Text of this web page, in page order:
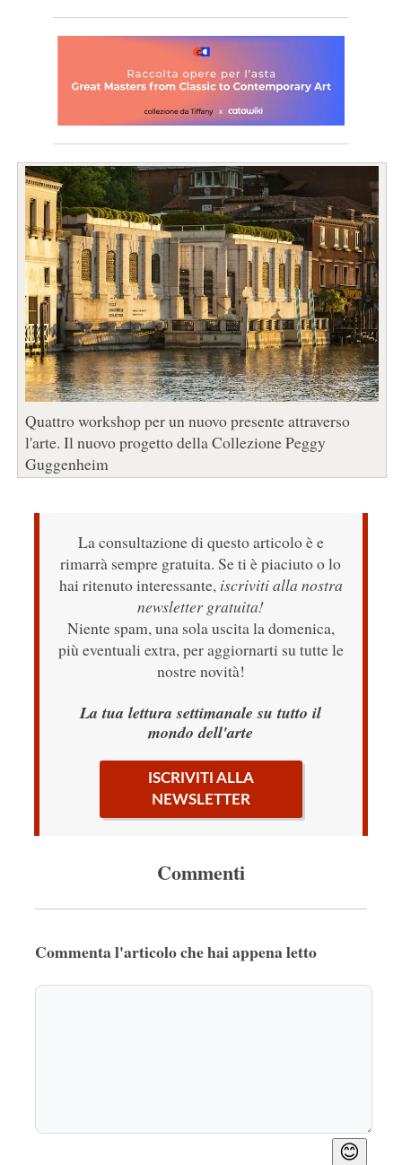
Quattro workshop per un nuovo presente attraverso
l'arte. Il nuovo progetto della Collezione Peggy
Guggenheim
La consultazione di questo articolo è e
rimarrà sempre gratuita. Se ti è piaciuto o lo
hai ritenuto interessante, iscriviti alla nostra
newsletter gratuita!
Niente spam, una sola uscita la domenica,
più eventuali extra, per aggiornarti su tutte le
nostre novità!
La tua lettura settimanale su tutto il
mondo dell'arte
ISCRIVITI ALLA
NEWSLETTER
Commenti
Commenta l'articolo che hai appena letto
😊